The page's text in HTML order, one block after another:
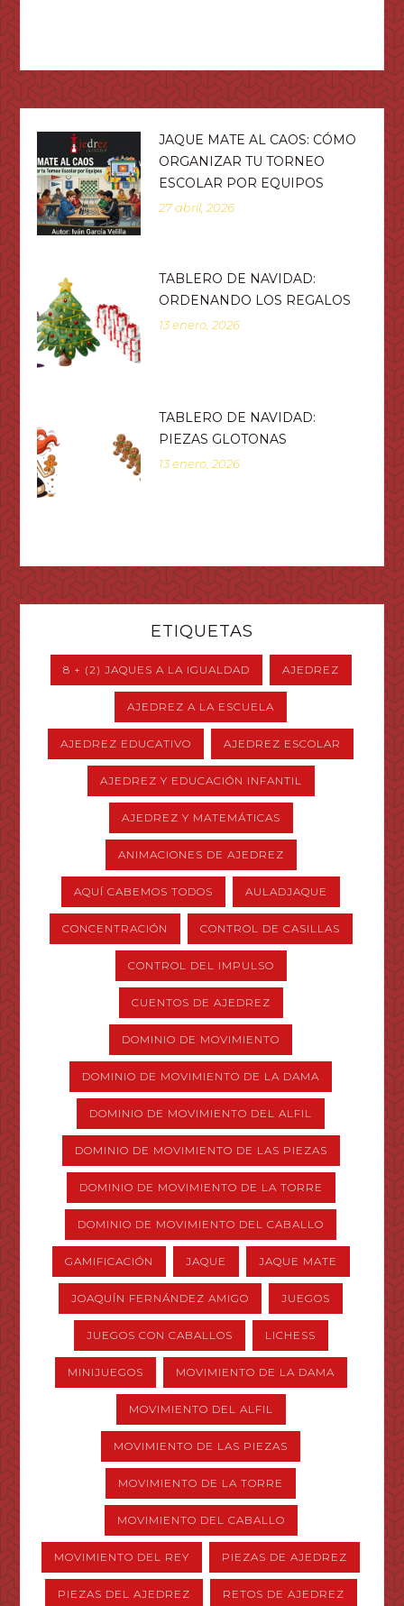
JAQUE MATE AL CAOS: CÓMO
ORGANIZAR TU TORNEO
ESCOLAR POR EQUIPOS
27 abril, 2026
TABLERO DE NAVIDAD:
ORDENANDO LOS REGALOS
13 enero, 2026
TABLERO DE NAVIDAD:
PIEZAS GLOTONAS
13 enero, 2026
ETIQUETAS
8 + (2) JAQUES A LA IGUALDAD AJEDREZ
AJEDREZ A LA ESCUELA
AJEDREZ EDUCATIVO AJEDREZ ESCOLAR
AJEDREZ Y EDUCACIÓN INFANTIL
AJEDREZ Y MATEMÁTICAS
ANIMACIONES DE AJEDREZ
AQUÍ CABEMOS TODOS AULADJAQUE
CONCENTRACIÓN CONTROL DE CASILLAS
CONTROL DEL IMPULSO
CUENTOS DE AJEDREZ
DOMINIO DE MOVIMIENTO
DOMINIO DE MOVIMIENTO DE LA DAMA
DOMINIO DE MOVIMIENTO DEL ALFIL
DOMINIO DE MOVIMIENTO DE LAS PIEZAS
DOMINIO DE MOVIMIENTO DE LA TORRE
DOMINIO DE MOVIMIENTO DEL CABALLO
GAMIFICACIÓN JAQUE JAQUE MATE
JOAQUÍN FERNÁNDEZ AMIGO JUEGOS
JUEGOS CON CABALLOS LICHESS
MINIJUEGOS MOVIMIENTO DE LA DAMA
MOVIMIENTO DEL ALFIL
MOVIMIENTO DE LAS PIEZAS
MOVIMIENTO DE LA TORRE
MOVIMIENTO DEL CABALLO
MOVIMIENTO DEL REY PIEZAS DE AJEDREZ
PIEZAS DEL AJEDREZ RETOS DE AJEDREZ